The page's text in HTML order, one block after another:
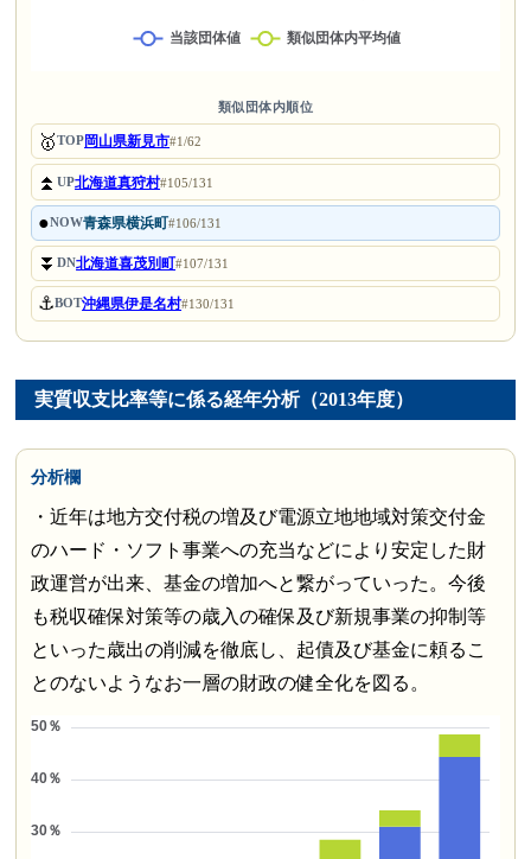
類似団体内順位
🥇TOP岡山県新見市#1/62
⏫UP北海道真狩村#105/131
●NOW青森県横浜町#106/131
⏬DN北海道喜茂別町#107/131
⚓BOT沖縄県伊是名村#130/131
実質収支比率等に係る経年分析（2013年度）
分析欄
・近年は地方交付税の増及び電源立地地域対策交付金
のハード・ソフト事業への充当などにより安定した財
政運営が出来、基金の増加へと繋がっていった。今後
も税収確保対策等の歳入の確保及び新規事業の抑制等
といった歳出の削減を徹底し、起債及び基金に頼るこ
とのないようなお一層の財政の健全化を図る。